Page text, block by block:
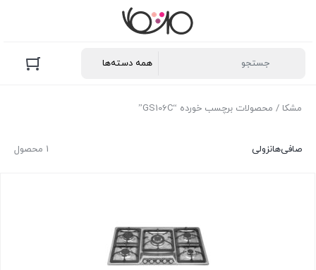
مشکا / محصولات برچسب خورده “GS106C”
1 محصول صافی‌هانزولی